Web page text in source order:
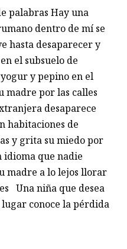
palabras Hay una
dentro de mí se
hasta desaparecer y
el subsuelo de
y pepino en el
madre por las calles
desaparece
habitaciones de
y grita su miedo por
idioma que nadie
madre a lo lejos llorar
Una niña que desea
conoce la pérdida